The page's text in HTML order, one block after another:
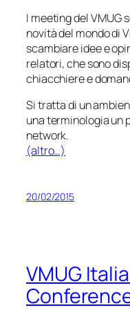
I meeting del VMUG
novità del mondo di
scambiare idee e
relatori, che sono
chiacchiere e
Si tratta di un
una terminologia un
network.
(altro…)
20/02/2015
VMUG